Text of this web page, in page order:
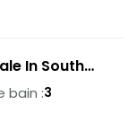
In South
bain :3